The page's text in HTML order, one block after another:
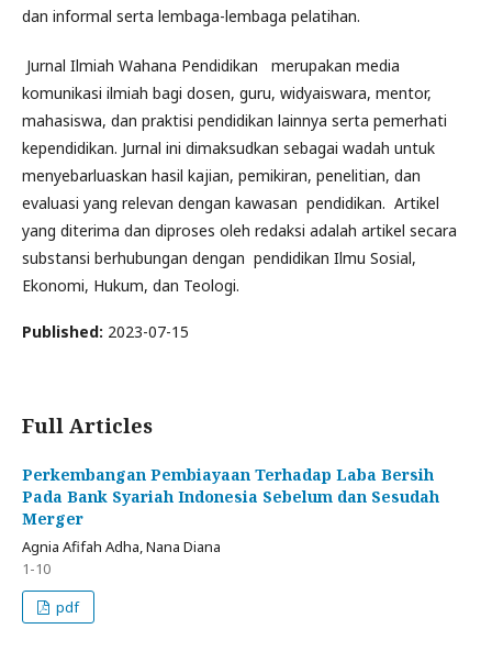
dan informal serta lembaga-lembaga pelatihan.
Jurnal Ilmiah Wahana Pendidikan merupakan media
komunikasi ilmiah bagi dosen, guru, widyaiswara, mentor,
mahasiswa, dan praktisi pendidikan lainnya serta pemerhati
kependidikan. Jurnal ini dimaksudkan sebagai wadah untuk
menyebarluaskan hasil kajian, pemikiran, penelitian, dan
evaluasi yang relevan dengan kawasan pendidikan. Artikel
yang diterima dan diproses oleh redaksi adalah artikel secara
substansi berhubungan dengan pendidikan Ilmu Sosial,
Ekonomi, Hukum, dan Teologi.
Published: 2023-07-15
Full Articles
Perkembangan Pembiayaan Terhadap Laba Bersih
Pada Bank Syariah Indonesia Sebelum dan Sesudah
Merger
Agnia Afifah Adha, Nana Diana
1-10
pdf